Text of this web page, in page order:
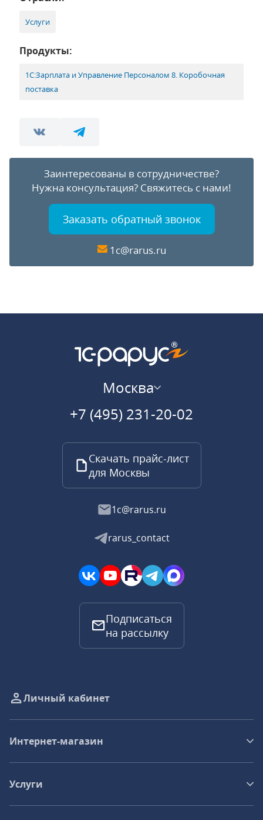
Услуги
Продукты:
1С:Зарплата и Управление Персоналом 8. Коробочная
поставка
Заинтересованы в сотрудничестве?
Нужна консультация? Свяжитесь с нами!
Заказать обратный звонок
1c@rarus.ru
Москва
+7 (495) 231-20-02
Скачать прайс-лист
для Москвы
1c@rarus.ru
rarus_contact
Подписаться
на рассылку
Личный кабинет
Интернет-магазин
Услуги